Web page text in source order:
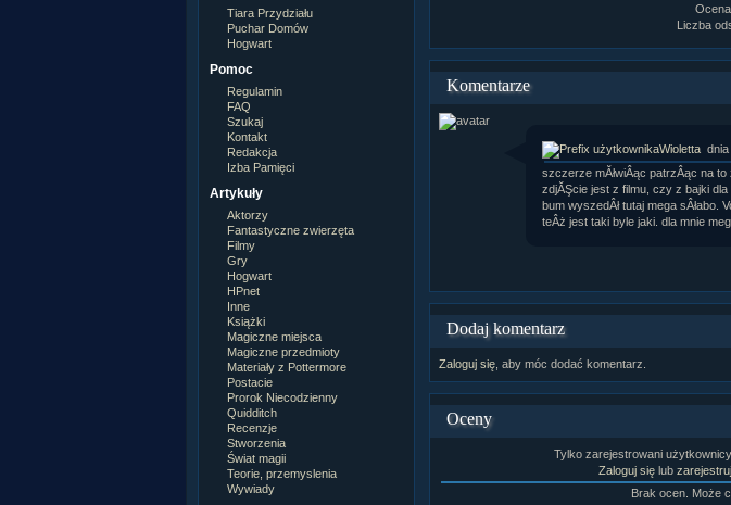
Tiara Przydziału
Puchar Domów
Hogwart
Pomoc
Regulamin
FAQ
Szukaj
Kontakt
Redakcja
Izba Pamięci
Artykuły
Aktorzy
Fantastyczne zwierzęta
Filmy
Gry
Hogwart
HPnet
Inne
Książki
Magiczne miejsca
Magiczne przedmioty
Materiały z Pottermore
Postacie
Prorok Niecodzienny
Quidditch
Recenzje
Stworzenia
Świat magii
Teorie, przemyslenia
Wywiady
Liczba
Komentarze
Wioletta
szczerze mĂłwiÂąc patrzÂąc na
zdjĂŞcie jest z filmu, czy z bajki dla
bum wyszedÂł tutaj mega sÂłabo.
teÂż jest taki byle jaki. dla mnie
Dodaj komentarz
Zaloguj się, aby móc dodać komentarz.
Oceny
Tylko zarejestrowani
Zaloguj sięlub zarejestruj
Brak ocen. Może